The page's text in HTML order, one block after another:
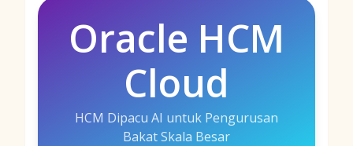
Oracle HCM
Cloud
HCM Dipacu AI untuk Pengurusan
Bakat Skala Besar